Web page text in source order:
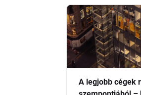
A legjobb cégek